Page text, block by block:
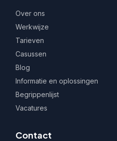
Over ons
Werkwijze
Tarieven
Casussen
Blog
Informatie en oplossingen
Begrippenlijst
Vacatures
Contact